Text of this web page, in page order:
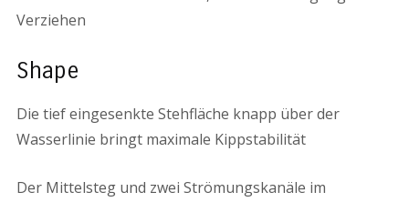
Verziehen
Shape
Die tief eingesenkte Stehfläche knapp über der
Wasserlinie bringt maximale Kippstabilität
Der Mittelsteg und zwei Strömungskanäle im